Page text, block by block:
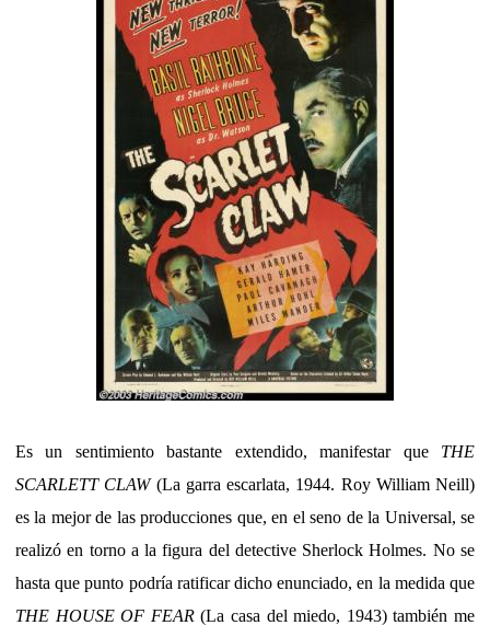
Es un sentimiento bastante extendido, manifestar que THE
SCARLETT CLAW(La garra escarlata, 1944. Roy William Neill)
es la mejor de las producciones que, en el seno de la Universal, se
realizó en torno a la figura del detective Sherlock Holmes. No se
hasta que punto podría ratificar dicho enunciado, en la medida que
THE HOUSE OF FEAR(La casa del miedo, 1943) también me